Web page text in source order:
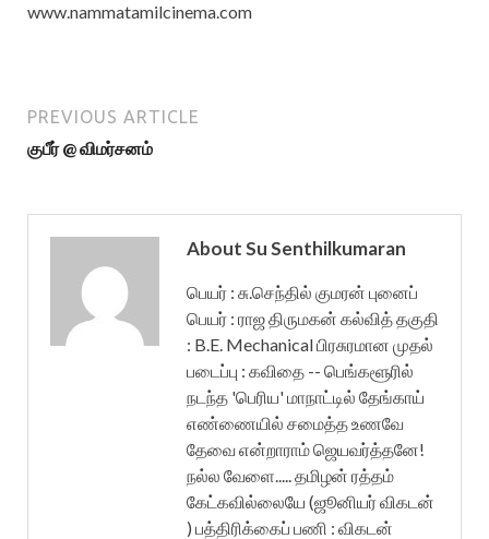
www.nammatamilcinema.com
PREVIOUS ARTICLE
குபீர் @ விமர்சனம்
About Su Senthilkumaran
பெயர் : சு.செந்தில் குமரன் புனைப்
பெயர் : ராஜ திருமகன் கல்வித் தகுதி
: B.E. Mechanical பிரசுரமான முதல்
படைப்பு : கவிதை -- பெங்களூரில்
நடந்த 'பெரிய' மாநாட்டில் தேங்காய்
எண்ணையில் சமைத்த உணவே
தேவை என்றாராம் ஜெயவர்த்தனே!
நல்ல வேளை..... தமிழன் ரத்தம்
கேட்கவில்லையே (ஜூனியர் விகடன்
) பத்திரிக்கைப் பணி : விகடன்